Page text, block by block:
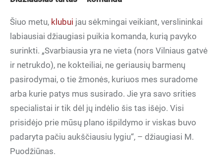
Šiuo metu, klubui jau sėkmingai veikiant, verslininkai
labiausiai džiaugiasi puikia komanda, kurią pavyko
surinkti. „Svarbiausia yra ne vieta (nors Vilniaus gatvė
ir netrukdo), ne kokteiliai, ne geriausių barmenų
pasirodymai, o tie žmonės, kuriuos mes suradome
arba kurie patys mus susirado. Jie yra savo srities
specialistai ir tik dėl jų indėlio šis tas išėjo. Visi
prisidėjo prie mūsų plano išpildymo ir viskas buvo
padaryta pačiu aukščiausiu lygiu“, – džiaugiasi M.
Puodžiūnas.